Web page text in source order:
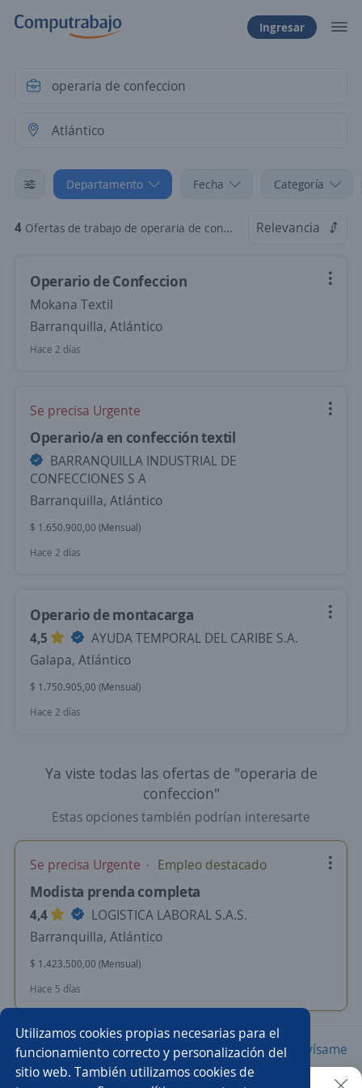
Utilizamos cookies propias necesarias para el
funcionamiento correcto y personalización del
sitio web. También utilizamos cookies de
Ingresar
Departamento Fecha Categoría
4 Ofertas de trabajo de operaria de confeccion en Atlántico Relevancia
Operario de Confeccion
Mokana Textil
Barranquilla, Atlántico
Hace 2 días
Se precisa Urgente
Operario/a en confección textil
BARRANQUILLA INDUSTRIAL DE
CONFECCIONES S A
Barranquilla, Atlántico
$ 1.650.900,00 (Mensual)
Hace 2 días
Operario de montacarga
4,5
AYUDA TEMPORAL DEL CARIBE S.A.
Galapa, Atlántico
$ 1.750.905,00 (Mensual)
Hace 2 días
Ya viste todas las ofertas de "operaria de
confeccion"
Estas opciones también podrían interesarte
Se precisa Urgente Empleo destacado
Modista prenda completa
4,4
LOGISTICA LABORAL S.A.S.
Barranquilla, Atlántico
$ 1.423.500,00 (Mensual)
Hace 5 días
Nuevas ofertas de empleo Avísame